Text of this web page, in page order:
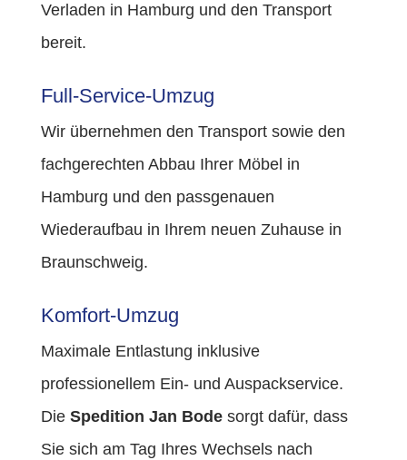
Verladen in Hamburg und den Transport
bereit.
Full-Service-Umzug
Wir übernehmen den Transport sowie den
fachgerechten Abbau Ihrer Möbel in
Hamburg und den passgenauen
Wiederaufbau in Ihrem neuen Zuhause in
Braunschweig.
Komfort-Umzug
Maximale Entlastung inklusive
professionellem Ein- und Auspackservice.
Die Spedition Jan Bode sorgt dafür, dass
Sie sich am Tag Ihres Wechsels nach